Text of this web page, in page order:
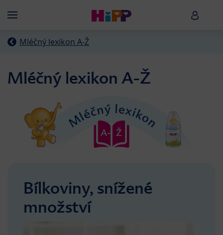
Menü HiPP
Mléčný lexikon A-Ž
Mléčný lexikon A-Ž
Bílkoviny, snížené
množství